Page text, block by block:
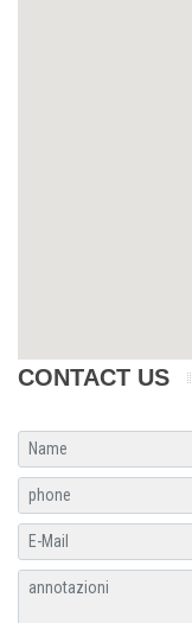
CONTACT US